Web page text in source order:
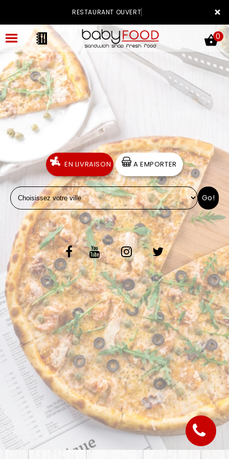
×
RESTAURANT OUVERT
ACCUEIL
LA CARTE
VOTRE COMPTE
NOTRE RESTAURANT
VOS AVIS
MENTIONS LÉGALES
C.G.V
0
EN LIVRAISON A EMPORTER
Go!